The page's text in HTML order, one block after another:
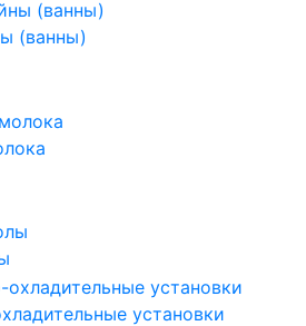
(ванны)
установки